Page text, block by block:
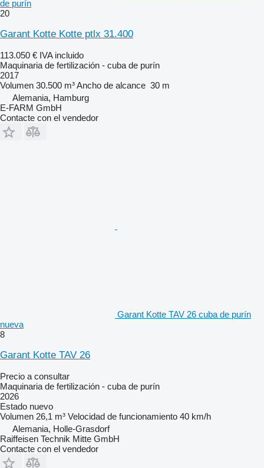
de purín
20
Garant Kotte Kotte ptlx 31.400
113.050 € IVA incluido
Maquinaria de fertilización - cuba de purín
2017
Volumen 30.500 m³Ancho de alcance 30 m
Alemania, Hamburg
E-FARM GmbH
Contacte con el vendedor
Garant Kotte TAV 26 cuba de purín
nueva
8
Garant Kotte TAV 26
Precio a consultar
Maquinaria de fertilización - cuba de purín
2026
Estado nuevo
Volumen 26,1 m³ Velocidad de funcionamiento 40 km/h
Alemania, Holle-Grasdorf
Raiffeisen Technik Mitte GmbH
Contacte con el vendedor